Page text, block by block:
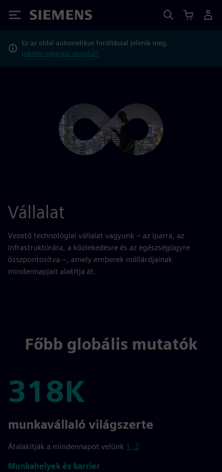
Siemens
Ez az oldal automatikus fordítással jelenik meg.
Inkább megnézi angolul?
Vállalat
Vezető technológiai vállalat vagyunk – az iparra, az
infrastruktúrára, a közlekedésre és az egészségügyre
összpontosítva –, amely emberek milliárdjainak
mindennapjait alakítja át.
Főbb globális mutatók
318K
318K
munkavállaló világszerte
Átalakítják a mindennapot velünk 1, 2
Munkahelyek és karrier